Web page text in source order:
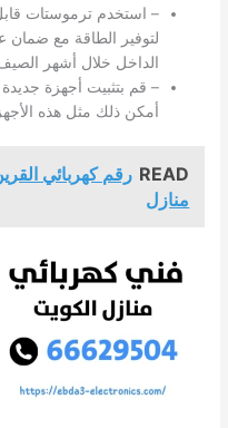
– استخدم ترموستات
لتوفير الطاقة مع
الداخل خلال أشهر
أمكن ذلك مثل هذه
READ
منازل